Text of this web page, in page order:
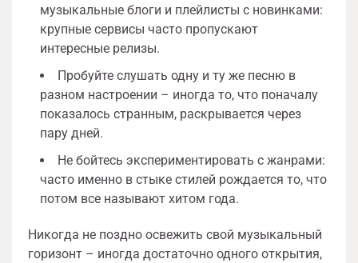
музыкальные блоги и плейлисты с новинками:
крупные сервисы часто пропускают
интересные релизы.
Пробуйте слушать одну и ту же песню в
разном настроении – иногда то, что поначалу
показалось странным, раскрывается через
пару дней.
Не бойтесь экспериментировать с жанрами:
часто именно в стыке стилей рождается то, что
потом все называют хитом года.
Никогда не поздно освежить свой музыкальный
горизонт – иногда достаточно одного открытия,